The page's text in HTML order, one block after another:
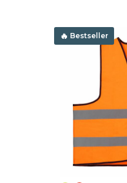
Bestseller